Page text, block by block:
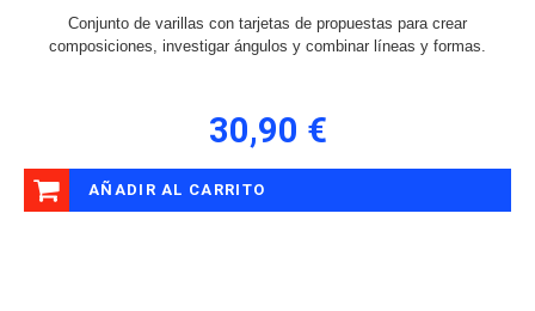
Conjunto de varillas con tarjetas de propuestas para crear
composiciones, investigar ángulos y combinar líneas y formas.
30,90 €
AÑADIR AL CARRITO